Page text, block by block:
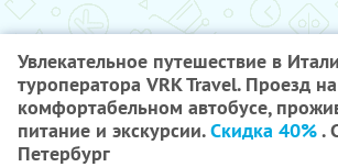
Увлекательное путешествие в
туроператора VRK Travel. Проезд на
комфортабельном автобусе,
питание и экскурсии.Скидка 40%.
Петербург